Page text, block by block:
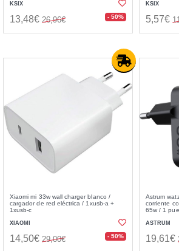
KSIX
13,48€ 26,96€ - 50%
KSIX
5,57€
Xiaomi mi 33w wall charger blanco /
cargador de red eléctrica / 1xusb-a +
1xusb-c
XIAOMI
14,50€ 29,00€ - 50%
Astrum
corriente
65w / 1
ASTRUM
19,61€